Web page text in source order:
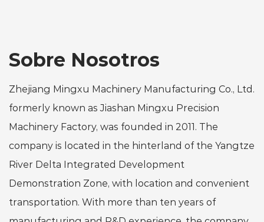
Sobre Nosotros
Zhejiang Mingxu Machinery Manufacturing Co., Ltd.
formerly known as Jiashan Mingxu Precision
Machinery Factory, was founded in 2011. The
company is located in the hinterland of the Yangtze
River Delta Integrated Development
Demonstration Zone, with location and convenient
transportation. With more than ten years of